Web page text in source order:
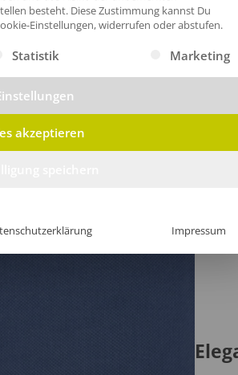
besteht. Diese Zustimmung kannst Du
Einstellungen, widerrufen oder abstufen.
für die eine Einwilligung erteilt
Statistik Marketing
akzeptieren
Impressum